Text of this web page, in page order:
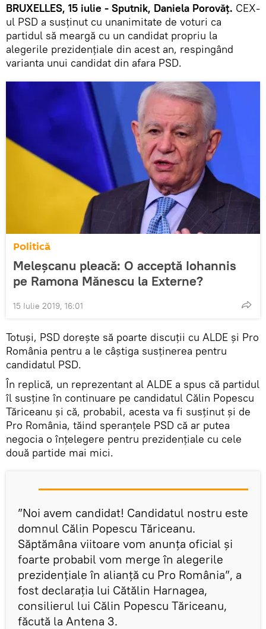
BRUXELLES, 15 iulie - Sputnik, Daniela Porovăț. CEX-
ul PSD a susținut cu unanimitate de voturi ca
partidul să meargă cu un candidat propriu la
alegerile prezidențiale din acest an, respingând
varianta unui candidat din afara PSD.
Politică
Meleșcanu pleacă: O acceptă Iohannis
pe Ramona Mănescu la Externe?
15 Iulie 2019, 16:01
Totuși, PSD dorește să poarte discuții cu ALDE și Pro
România pentru a le câștiga susținerea pentru
candidatul PSD.
În replică, un reprezentant al ALDE a spus că partidul
îl susține în continuare pe candidatul Călin Popescu
Tăriceanu și că, probabil, acesta va fi susținut și de
Pro România, tăind speranțele PSD că ar putea
negocia o înțelegere pentru prezidențiale cu cele
două partide mai mici.
”Noi avem candidat! Candidatul nostru este
domnul Călin Popescu Tăriceanu.
Săptămâna viitoare vom anunța oficial și
foarte probabil vom merge în alegerile
prezidențiale în alianță cu Pro România”, a
fost declarația lui Cătălin Harnagea,
consilierul lui Călin Popescu Tăriceanu,
făcută la Antena 3.